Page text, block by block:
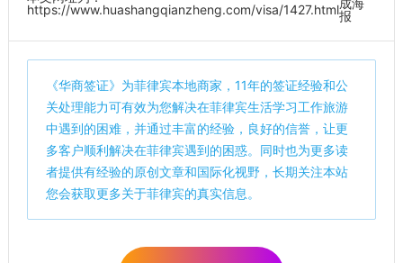
https://www.huashangqianzheng.com/visa/1427.html成海
报
《华商签证》为菲律宾本地商家，11年的签证经验和公
关处理能力可有效为您解决在菲律宾生活学习工作旅游
中遇到的困难，并通过丰富的经验，良好的信誉，让更
多客户顺利解决在菲律宾遇到的困惑。同时也为更多读
者提供有经验的原创文章和国际化视野，长期关注本站
您会获取更多关于菲律宾的真实信息。